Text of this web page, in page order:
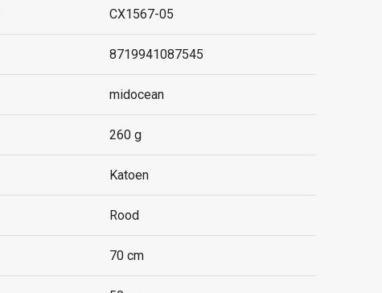
CX1567-05
8719941087545
midocean
260 g
Katoen
Rood
70 cm